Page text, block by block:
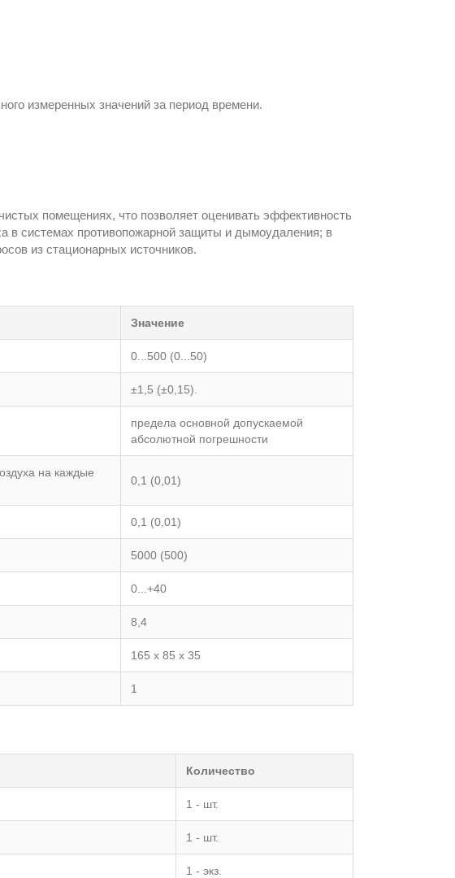
измеренных значений за период времени.
помещениях, что позволяет оценивать эффективность
в системах противопожарной защиты и дымоудаления; в
из стационарных источников.
Значение
0...500 (0...50)
±1,5 (±0,15).
предела основной допускаемой
абсолютной погрешности
на каждые
0,1 (0,01)
0,1 (0,01)
5000 (500)
0...+40
8,4
165 х 85 х 35
1
Количество
1 - шт.
1 - шт.
1 - экз.